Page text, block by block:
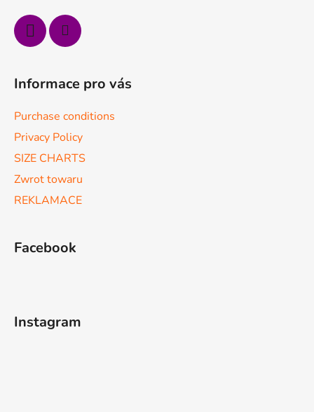
Informace pro vás
Purchase conditions
Privacy Policy
SIZE CHARTS
Zwrot towaru
REKLAMACE
Facebook
Instagram